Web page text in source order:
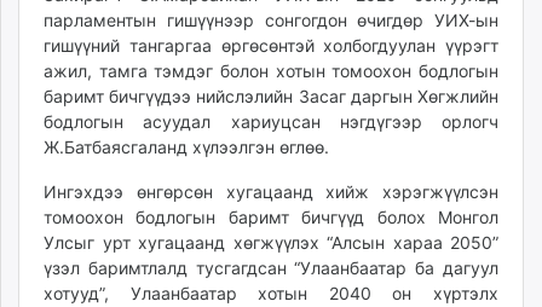
24tsag.mn
shuud.mn
eagle.mn
ergelt.mn
zarig.mn
zuv.mn
mminfo.mn
ugluu.mn
urlag.mn
парламентын гишүүнээр сонгогдон өчигдөр УИХ-ын
гишүүний тангаргаа өргөсөнтэй холбогдуулан үүрэгт
ажил, тамга тэмдэг болон хотын томоохон бодлогын
баримт бичгүүдээ нийслэлийн Засаг даргын Хөгжлийн
бодлогын асуудал хариуцсан нэгдүгээр орлогч
Ж.Батбаясгаланд хүлээлгэн өглөө.
Ингэхдээ өнгөрсөн хугацаанд хийж хэрэгжүүлсэн
томоохон бодлогын баримт бичгүүд болох Монгол
Улсыг урт хугацаанд хөгжүүлэх “Алсын хараа 2050”
үзэл баримтлалд тусгагдсан “Улаанбаатар ба дагуул
хотууд”, Улаанбаатар хотын 2040 он хүртэлх